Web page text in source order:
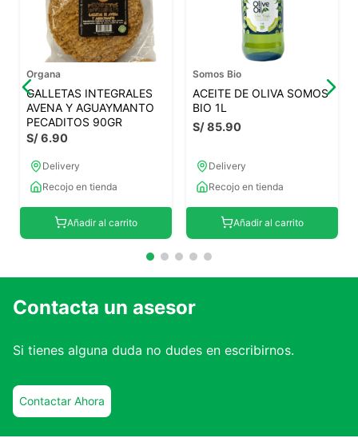
Organa
GALLETAS INTEGRALES
AVENA Y AGUAYMANTO
PECADITOS 90GR
S/6.90
Delivery
Recojo en tienda
Añadir al carrito
Somos Bio
ACEITE DE OLIVA SOMOS
BIO 1L
S/85.90
Delivery
Recojo en tienda
Añadir al carrito
Contacta un asesor
Si tienes alguna duda no dudes en escribirnos.
Contactar Ahora